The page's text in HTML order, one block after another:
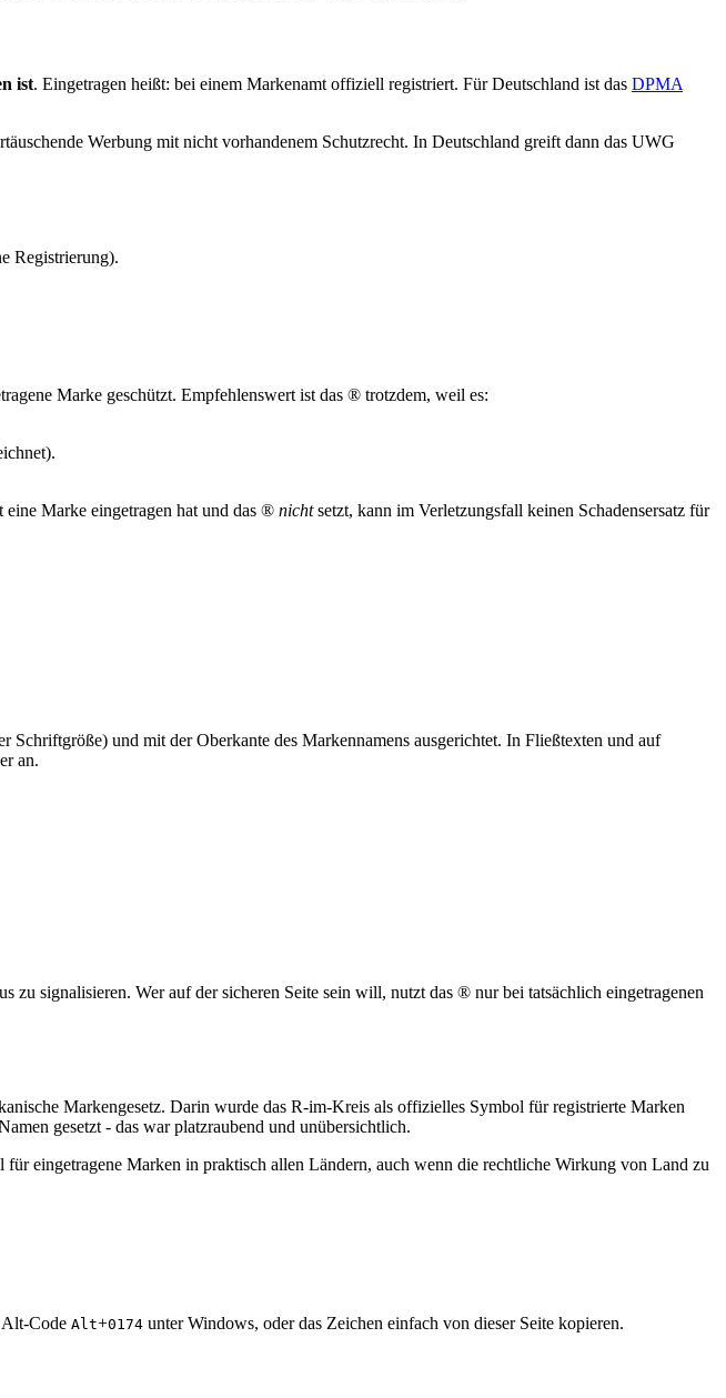
ist. Eingetragen heißt: bei einem Markenamt offiziell registriert. Für Deutschland ist das DPMA
Werbung mit nicht vorhandenem Schutzrecht. In Deutschland greift dann das UWG
Registrierung).
Marke geschützt. Empfehlenswert ist das ® trotzdem, weil es:
Marke eingetragen hat und das ® nichtsetzt, kann im Verletzungsfall keinen Schadensersatz für
und mit der Oberkante des Markennamens ausgerichtet. In Fließtexten und auf
an.
signalisieren. Wer auf der sicheren Seite sein will, nutzt das ® nur bei tatsächlich eingetragenen
Markengesetz. Darin wurde das R-im-Kreis als offizielles Symbol für registrierte Marken
gesetzt - das war platzraubend und unübersichtlich.
eingetragene Marken in praktisch allen Ländern, auch wenn die rechtliche Wirkung von Land zu
Alt-Code Alt+0174 unter Windows, oder das Zeichen einfach von dieser Seite kopieren.